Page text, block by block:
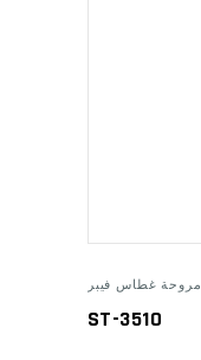
مروحة غطاس فيبر
ST-3510